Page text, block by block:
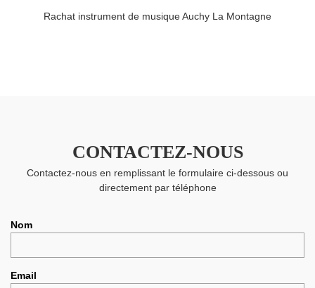
Rachat instrument de musique Auchy La Montagne
CONTACTEZ-NOUS
Contactez-nous en remplissant le formulaire ci-dessous ou
directement par téléphone
Nom
Email